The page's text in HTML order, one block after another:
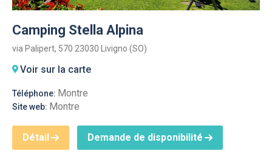
Camping Stella Alpina
via Palipert, 570 23030 Livigno (SO)
Voir sur la carte
Téléphone: Montre
Site web: Montre
Détail Demande de disponibilité